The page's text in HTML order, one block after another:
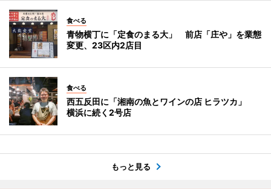
食べる
青物横丁に「定食のまる大」 前店「庄や」を業態
変更、23区内2店目
食べる
西五反田に「湘南の魚とワインの店 ヒラツカ」
横浜に続く2号店
もっと見る